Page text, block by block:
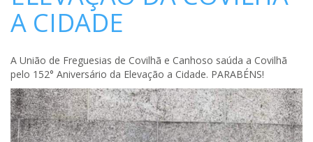
A CIDADE
A União de Freguesias de Covilhã e Canhoso saúda a Covilhã
pelo 152° Aniversário da Elevação a Cidade. PARABÉNS!